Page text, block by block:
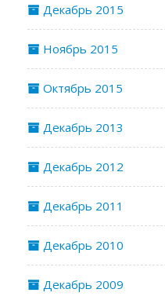
Декабрь 2015
Ноябрь 2015
Октябрь 2015
Декабрь 2013
Декабрь 2012
Декабрь 2011
Декабрь 2010
Декабрь 2009